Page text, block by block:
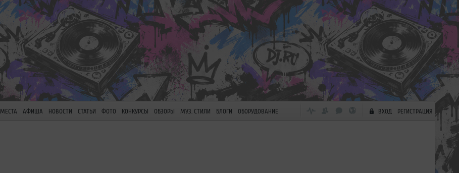
МЕСТА АФИША НОВОСТИ СТАТЬИ ФОТО КОНКУРСЫ ОБЗОРЫ МУЗ. СТИЛИ БЛОГИ ОБОРУДОВАНИЕ ВХОД РЕГИСТРАЦИЯ